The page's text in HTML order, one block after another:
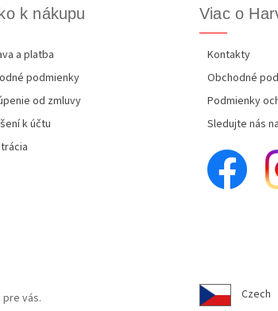
k nákupu
a platba
podmienky
od zmluvy
k účtu
Viac o
Kontakty
Obchodné
Podmienky
Sledujte nás
vás.
Czech